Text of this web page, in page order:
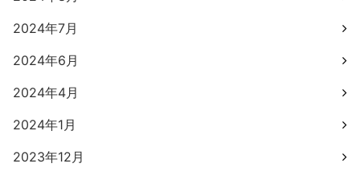
2024年7月
2024年6月
2024年4月
2024年1月
2023年12月